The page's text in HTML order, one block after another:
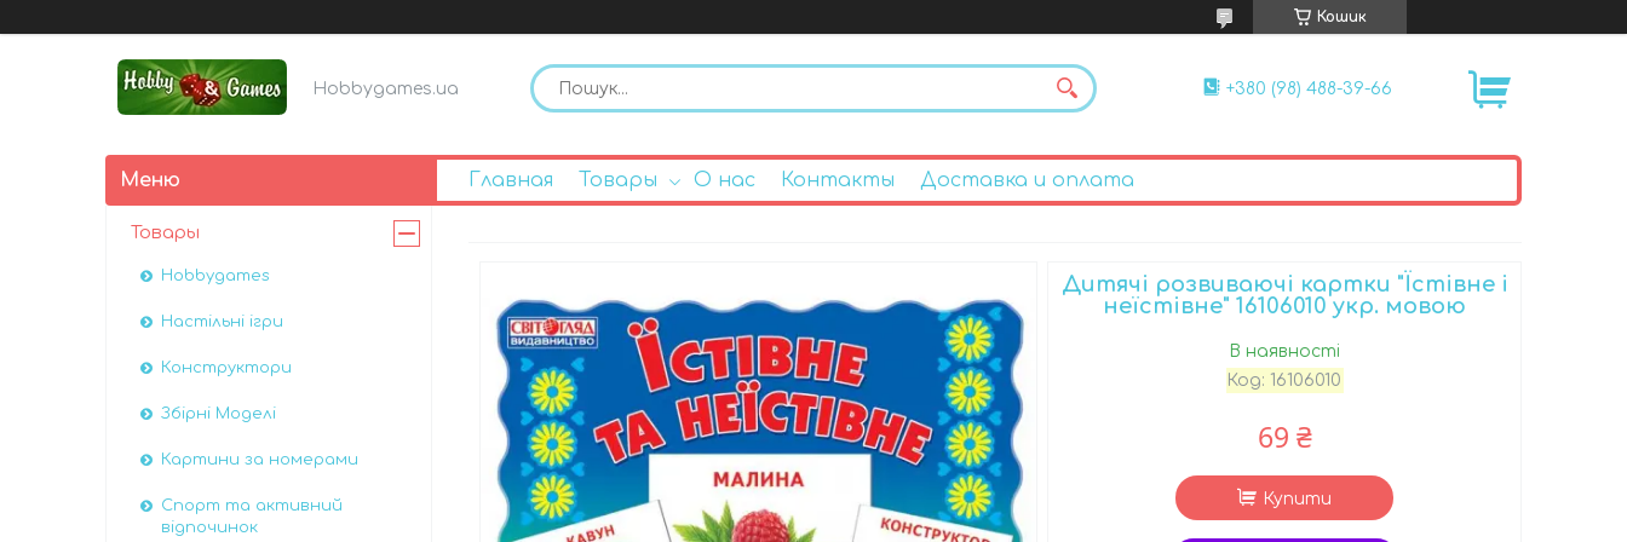
Кошик
Hobbygames.ua +380 (98) 488-39-66
Главная Товары О нас Контакты Доставка и оплата
Дитячі розвиваючі картки "Їстівне і
неїстівне" 16106010 укр. мовою
В наявності
Код: 16106010
69 ₴
Купити
Товары
Hobbygames
Настільні ігри
Конструктори
Збірні Моделі
Картини за номерами
Спорт та активний
відпочинок